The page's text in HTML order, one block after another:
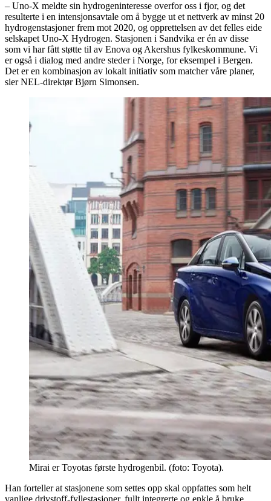
– Uno-X meldte sin hydrogeninteresse overfor oss i fjor, og det
resulterte i en intensjonsavtale om å bygge ut et nettverk av minst 20
hydrogenstasjoner frem mot 2020, og opprettelsen av det felles eide
selskapet Uno-X Hydrogen. Stasjonen i Sandvika er én av disse
som vi har fått støtte til av Enova og Akershus fylkeskommune. Vi
er også i dialog med andre steder i Norge, for eksempel i Bergen.
Det er en kombinasjon av lokalt initiativ som matcher våre planer,
sier NEL-direktør Bjørn Simonsen.
Mirai er Toyotas første hydrogenbil. (foto: Toyota).
Han forteller at stasjonene som settes opp skal oppfattes som helt
vanlige drivstoff-fyllestasjoner, fullt integrerte og enkle å bruke.